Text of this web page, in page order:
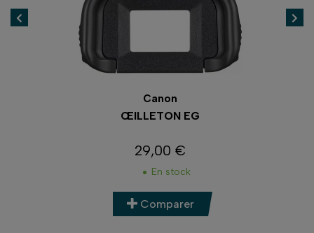
Canon
ŒILLETON EG
Prix
29,00 €
En stock
Comparer